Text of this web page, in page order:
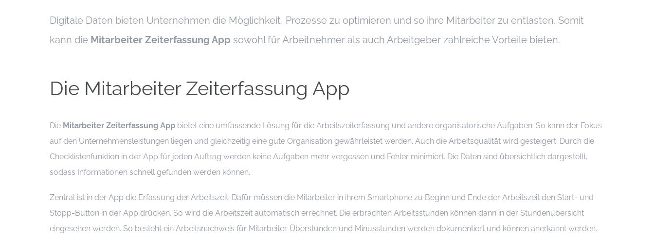
Digitale Daten bieten Unternehmen die Möglichkeit, Prozesse zu optimieren und so ihre Mitarbeiter zu entlasten. Somit
kann die Mitarbeiter Zeiterfassung App sowohl für Arbeitnehmer als auch Arbeitgeber zahlreiche Vorteile bieten.
Die Mitarbeiter Zeiterfassung App
Die Mitarbeiter Zeiterfassung Appbietet eine umfassende Lösung für die Arbeitszeiterfassung und andere organisatorische Aufgaben. So kann der Fokus
auf den Unternehmensleistungen liegen und gleichzeitig eine gute Organisation gewährleistet werden. Auch die Arbeitsqualität wird gesteigert. Durch die
Checklistenfunktion in der App für jeden Auftrag werden keine Aufgaben mehr vergessen und Fehler minimiert. Die Daten sind übersichtlich dargestellt,
sodass Informationen schnell gefunden werden können.
Zentral ist in der App die Erfassung der Arbeitszeit. Dafür müssen die Mitarbeiter in ihrem Smartphone zu Beginn und Ende der Arbeitszeit den Start- und
Stopp-Button in der App drücken. So wird die Arbeitszeit automatisch errechnet. Die erbrachten Arbeitsstunden können dann in der Stundenübersicht
eingesehen werden. So besteht ein Arbeitsnachweis für Mitarbeiter. Überstunden und Minusstunden werden dokumentiert und können anerkannt werden.